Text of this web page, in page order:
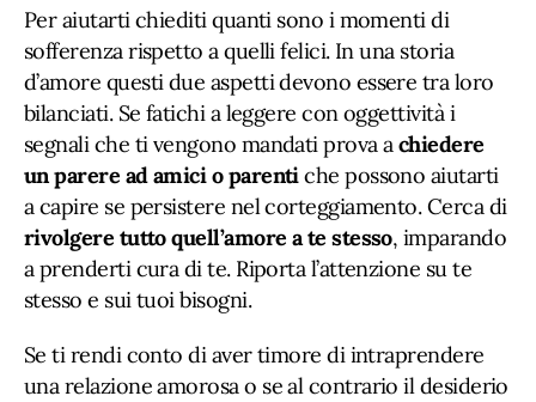
Per aiutarti chiediti quanti sono i momenti di
sofferenza rispetto a quelli felici. In una storia
d’amore questi due aspetti devono essere tra loro
bilanciati. Se fatichi a leggere con oggettività i
segnali che ti vengono mandati prova achiedere
un parere ad amici o parentiche possono aiutarti
a capire se persistere nel corteggiamento. Cerca di
rivolgere tutto quell’amore a te stesso, imparando
a prenderti cura di te. Riporta l’attenzione su te
stesso e sui tuoi bisogni.
Se ti rendi conto di aver timore di intraprendere
una relazione amorosa o se al contrario il desiderio